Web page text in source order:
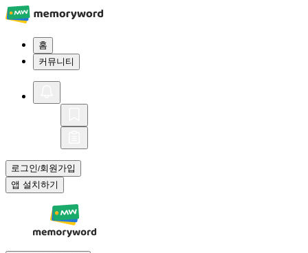
홈
커뮤니티
로그인/회원가입
앱 설치하기